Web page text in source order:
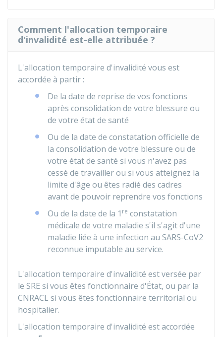
Comment l'allocation temporaire
d'invalidité est-elle attribuée ?
L'allocation temporaire d'invalidité vous est
accordée à partir :
De la date de reprise de vos fonctions
après consolidation de votre blessure ou
de votre état de santé
Ou de la date de constatation officielle de
la consolidation de votre blessure ou de
votre état de santé si vous n'avez pas
cessé de travailler ou si vous atteignez la
limite d'âge ou êtes radié des cadres
avant de pouvoir reprendre vos fonctions
Ou de la date de la 1 re constatation
médicale de votre maladie s'il s'agit d'une
maladie liée à une infection au SARS-CoV2
reconnue imputable au service.
L'allocation temporaire d'invalidité est versée par
le SRE si vous êtes fonctionnaire d'État, ou par la
CNRACL si vous êtes fonctionnaire territorial ou
hospitalier.
L'allocation temporaire d'invalidité est accordée